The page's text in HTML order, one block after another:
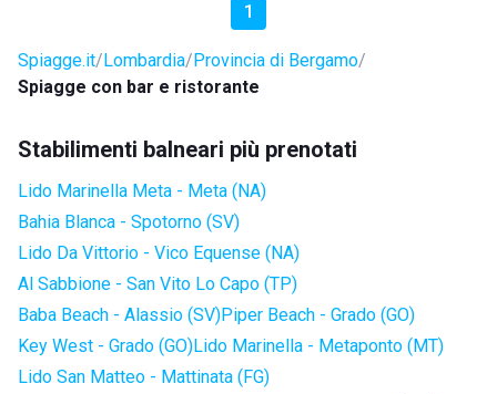
1
Spiagge.it Lombardia Provincia di Bergamo
Spiagge con bar e ristorante
Stabilimenti balneari più prenotati
Lido Marinella Meta - Meta (NA)
Bahia Blanca - Spotorno (SV)
Lido Da Vittorio - Vico Equense (NA)
Al Sabbione - San Vito Lo Capo (TP)
Baba Beach - Alassio (SV)Piper Beach - Grado (GO)
Key West - Grado (GO)Lido Marinella - Metaponto (MT)
Lido San Matteo - Mattinata (FG)